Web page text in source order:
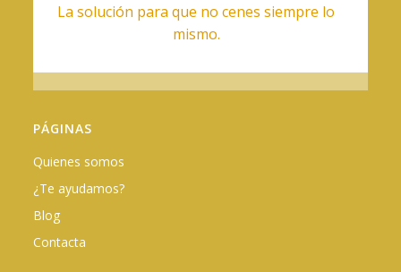
La solución para que no cenes siempre lo
mismo.
PÁGINAS
Quienes somos
¿Te ayudamos?
Blog
Contacta